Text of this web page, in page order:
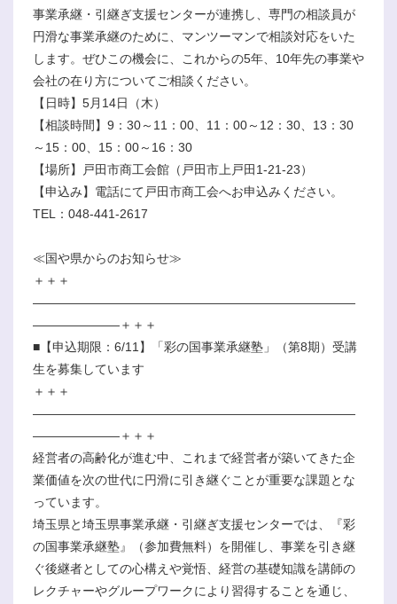
事業承継・引継ぎ支援センターが連携し、専門の相談員が
円滑な事業承継のために、マンツーマンで相談対応をいた
します。ぜひこの機会に、これからの5年、10年先の事業や
会社の在り方についてご相談ください。
【日時】5月14日（木）
【相談時間】9：30～11：00、11：00～12：30、13：30
～15：00、15：00～16：30
【場所】戸田市商工会館（戸田市上戸田1-21-23）
【申込み】電話にて戸田市商工会へお申込みください。
TEL：048-441-2617
≪国や県からのお知らせ≫
＋＋＋
――――――――――――――――――――――――――
―――――――＋＋＋
■【申込期限：6/11】「彩の国事業承継塾」（第8期）受講
生を募集しています
＋＋＋
――――――――――――――――――――――――――
―――――――＋＋＋
経営者の高齢化が進む中、これまで経営者が築いてきた企
業価値を次の世代に円滑に引き継ぐことが重要な課題とな
っています。
埼玉県と埼玉県事業承継・引継ぎ支援センターでは、『彩
の国事業承継塾』（参加費無料）を開催し、事業を引き継
ぐ後継者としての心構えや覚悟、経営の基礎知識を講師の
レクチャーやグループワークにより習得することを通じ、